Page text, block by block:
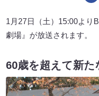
1月27日（土）15:00より
劇場』が放送されます。
60歳を超えて新た